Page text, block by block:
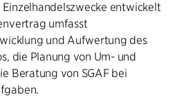
entwickelt
umfasst
und Aufwertung des
die Planung von Um- und
Beratung von SGAF bei